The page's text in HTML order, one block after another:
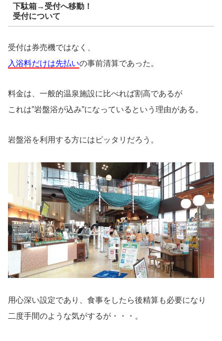
下駄箱→受付へ移動！
受付について
受付は券売機ではなく、
入浴料だけは先払いの事前清算であった。
料金は、一般的温泉施設に比べれば割高であるが
これは”岩盤浴が込み”になっているという理由がある。
岩盤浴を利用する方にはピッタリだろう。
用心深い設定であり、食事をしたら後精算も必要になり
二度手間のような気がするが・・・。